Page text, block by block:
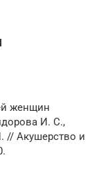
женщин
И. С.,
// Акушерство и